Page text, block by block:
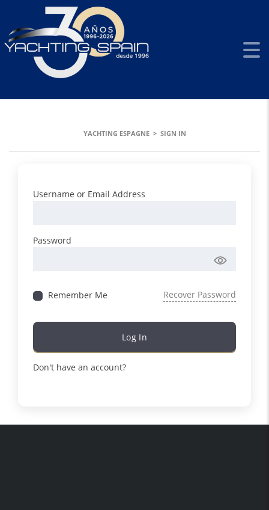
SIGN IN
YACHTING ESPAGNE > SIGN IN
Username or Email Address
Password
Remember Me Recover Password
Log In
Don't have an account?